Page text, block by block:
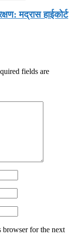
मद्रास हाईकोर्ट
fields are
browser for the next